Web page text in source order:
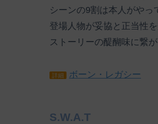
シーンの9割は本人がやっ
登場人物が妥協と正当性
ストーリーの醍醐味に繋が
詳細 ボーン・レガシー
S.W.A.T